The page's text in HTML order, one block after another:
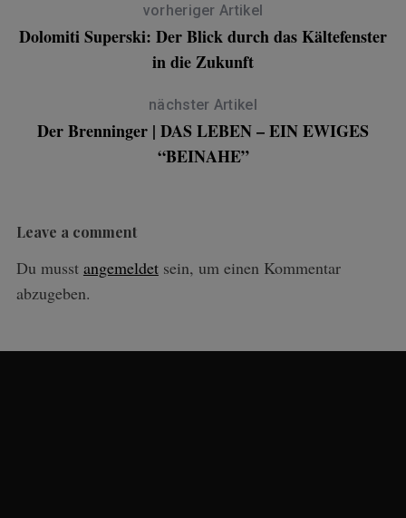
vorheriger Artikel
Dolomiti Superski: Der Blick durch das Kältefenster
in die Zukunft
nächster Artikel
Der Brenninger | DAS LEBEN – EIN EWIGES
“BEINAHE”
Leave a comment
Du musst angemeldetsein, um einen Kommentar
abzugeben.